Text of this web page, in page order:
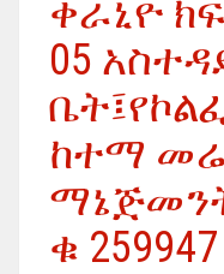
ቀራኒዮ
05
ከተማ
ቁ 259947